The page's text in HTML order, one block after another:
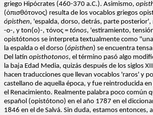
griego Hipócrates (460-370 a.C.). Asimismo,
(ὀπισθότονος) resulta de los vocablos griegos
ópisthen, 'espalda, dorso, detrás, parte posterior',
-o-, y ton(o)-, τόνος = tónos, 'estiramiento,
opistótonos se interpreta textualmente como
la espalda o el dorso (ópisthen) se encuentra
Del latín opisthotonos, el término pasó algo
la baja Edad Media, quizás después de los siglos
hacen traducciones que llevan vocablos 'raros' y
castellano de aquella época, y fue reintroducida
el Renacimiento. Realmente palabra poco común
español (opistótono) en el año 1787 en el
1846 en el de Salvá. Sin duda, estamos entonces,